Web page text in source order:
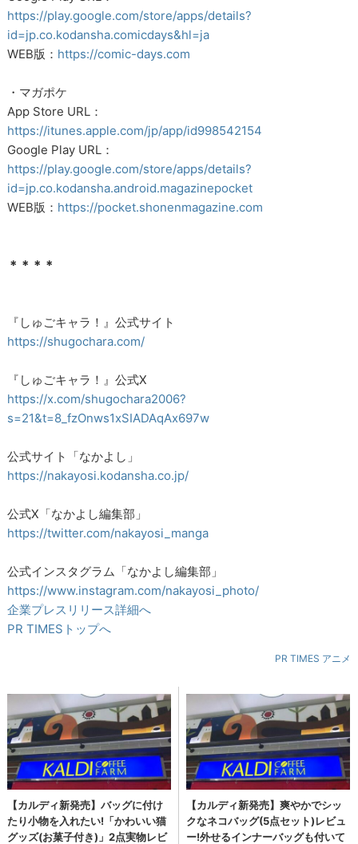
https://play.google.com/store/apps/details?
id=jp.co.kodansha.comicdays&hl=ja
WEB版： https://comic-days.com
・マガポケ
App Store URL：
https://itunes.apple.com/jp/app/id998542154
Google Play URL：
https://play.google.com/store/apps/details?
id=jp.co.kodansha.android.magazinepocket
WEB版： https://pocket.shonenmagazine.com
＊＊＊＊
『しゅごキャラ！』公式サイト
https://shugochara.com/
『しゅごキャラ！』公式X
https://x.com/shugochara2006?
s=21&t=8_fzOnws1xSIADAqAx697w
公式サイト「なかよし」
https://nakayosi.kodansha.co.jp/
公式X「なかよし編集部」
https://twitter.com/nakayosi_manga
公式インスタグラム「なかよし編集部」
https://www.instagram.com/nakayosi_photo/
企業プレスリリース詳細へ
PR TIMESトップへ
PR TIMES アニメ